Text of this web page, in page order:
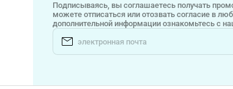
Подписываясь, вы соглашаетесь получать
можете отписаться или отозвать согласие в
дополнительной информации ознакомьтесь с